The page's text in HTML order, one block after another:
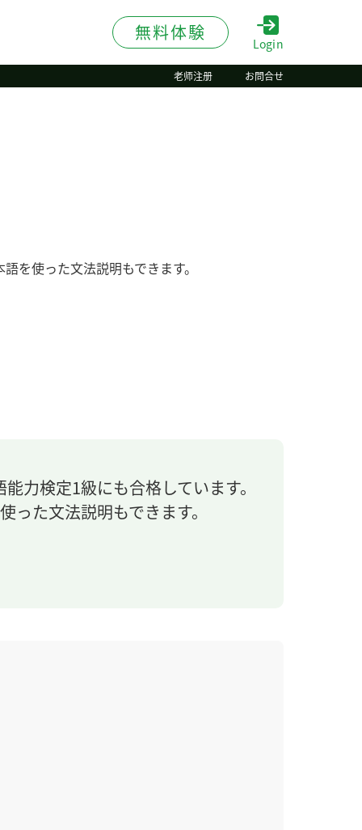
無料体験
Login
老师注册 お問合せ
を使った文法説明もできます。
力検定1級にも合格しています。
た文法説明もできます。